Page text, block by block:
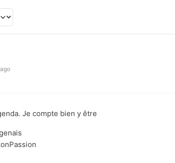
Je compte bien y être